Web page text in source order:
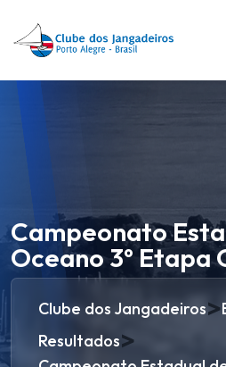
Campeonato
Oceano 3º Etapa
Clube dos Jangadeiros>
Resultados>